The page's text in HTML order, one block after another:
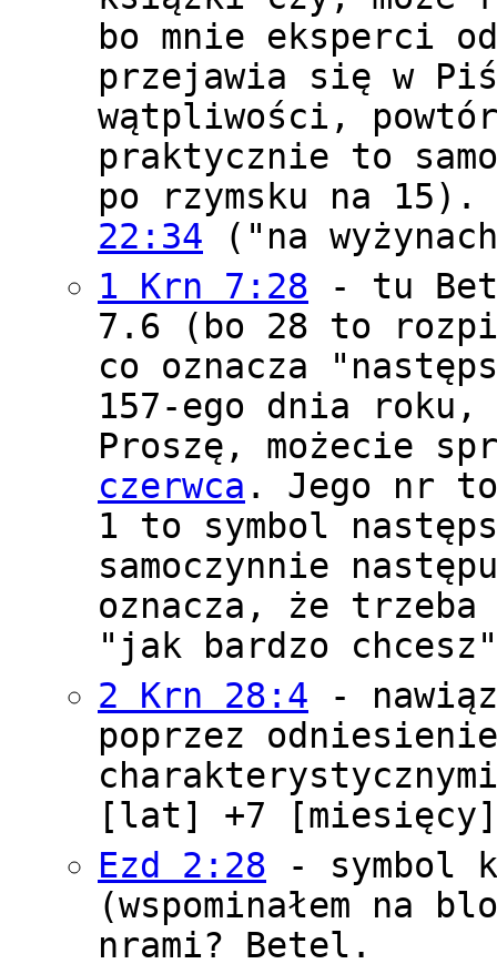
bo mnie eksperci
przejawia się w
wątpliwości,
praktycznie to
po rzymsku na
22:34 ("na
1 Krn 7:28 - tu
7.6 (bo 28 to
co oznacza
157-ego dnia
Proszę, możecie
czerwca . Jego nr
1 to symbol
samoczynnie
oznacza, że
"jak bardzo
2 Krn 28:4 -
poprzez
[lat] +7
Ezd 2:28 - symbol
(wspominałem na
nrami? Betel.